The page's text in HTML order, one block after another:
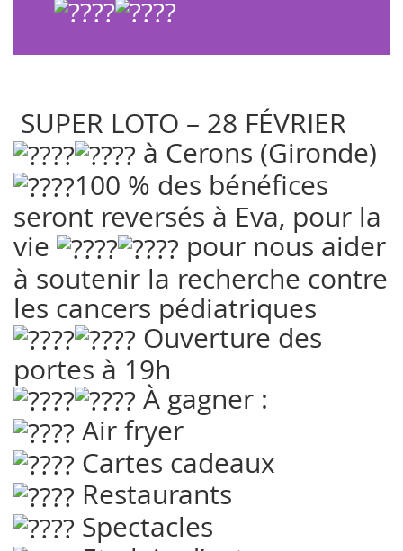
SUPER LOTO – 28 FÉVRIER
à Cerons (Gironde)
100 % des bénéfices
seront reversés à Eva, pour la
vie
pour nous aider
à soutenir la recherche contre
les cancers pédiatriques
Ouverture des
portes à 19h
À gagner :
Air fryer
Cartes cadeaux
Restaurants
Spectacles